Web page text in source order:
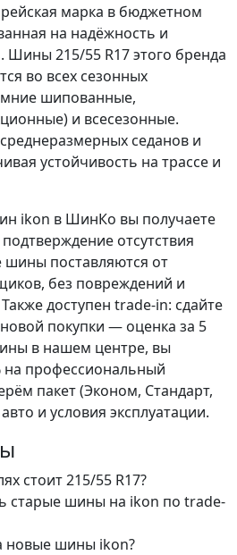
марка в бюджетном
на надёжность и
Шины 215/55 R17 этого бренда
во всех сезонных
шипованные,
и всесезонные.
седанов и
устойчивость на трассе и
ikon в ШинКо вы получаете
отсутствия
шины поставляются от
без повреждений и
доступен trade-in: сдайте
покупки — оценка за 5
в нашем центре, вы
на профессиональный
пакет (Эконом, Стандарт,
и условия эксплуатации.
стоит 215/55 R17?
старые шины на ikon по trade-
новые шины ikon?